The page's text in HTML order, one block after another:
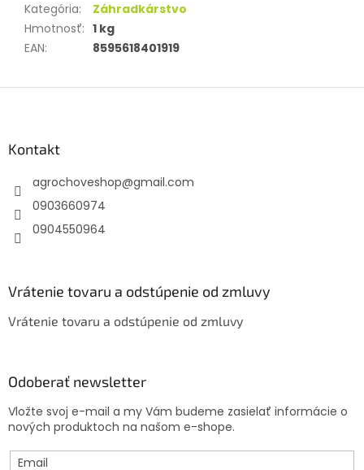
Kategória:
Záhradkárstvo
Hmotnosť: 1 kg
EAN: 8595618401919
Kontakt
agrochoveshop@gmail.com
0903660974
0904550964
Vrátenie tovaru a odstúpenie od zmluvy
Vrátenie tovaru a odstúpenie od zmluvy
Odoberať newsletter
Vložte svoj e-mail a my Vám budeme zasielať informácie o
nových produktoch na našom e-shope.
Email